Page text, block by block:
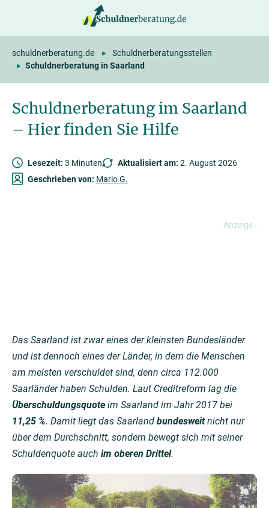
Schuldnerberatung im Saarland
– Hier finden Sie Hilfe
schuldnerberatung.de
Schuldnerberatungsstellen
Schuldnerberatung in Saarland
Lesezeit: 3 Minuten Aktualisiert am: 2. August 2026
Geschrieben von: Mario G.
Das Saarland ist zwar eines der kleinsten Bundesländer
und ist dennoch eines der Länder, in dem die Menschen
am meisten verschuldet sind, denn circa 112.000
Saarländer haben Schulden. Laut Creditreform lag die
Überschuldungsquote im Saarland im Jahr 2017 bei
11,25 %. Damit liegt das Saarland bundesweitnicht nur
über dem Durchschnitt, sondern bewegt sich mit seiner
Schuldenquote auch im oberen Drittel.